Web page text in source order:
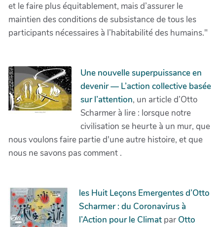
et le faire plus équitablement, mais d’assurer le
maintien des conditions de subsistance de tous les
participants nécessaires à l’habitabilité des humains."
Une nouvelle superpuissance en
devenir — L’action collective basée
sur l’attention, un article d’Otto
Scharmer à lire : lorsque notre
civilisation se heurte à un mur, que
nous voulons faire partie d'une autre histoire, et que
nous ne savons pas comment .
les Huit Leçons Emergentes d’Otto
Scharmer : du Coronavirus à
l’Action pour le Climat par Otto